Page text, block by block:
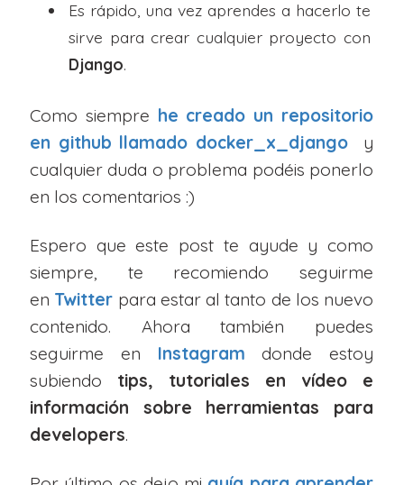
Es rápido, una vez aprendes a hacerlo te
sirve para crear cualquier proyecto con
Django.
Como siempre he creado un repositorio
en github llamado docker_x_djangoy
cualquier duda o problema podéis ponerlo
en los comentarios :)
Espero que este post te ayude y como
siempre, te recomiendo seguirme
en Twitter para estar al tanto de los nuevo
contenido. Ahora también puedes
seguirme en Instagram donde estoy
subiendo tips, tutoriales en vídeo e
información sobre herramientas para
developers.